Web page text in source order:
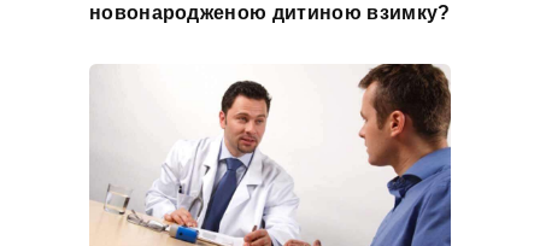
новонародженою дитиною взимку?